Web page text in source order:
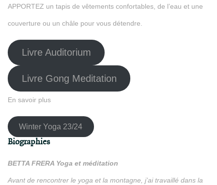
APPORTEZ un tapis de vêtements confortables, de l’eau et une
couverture ou un châle pour vous détendre.
Livre Auditorium
Livre Gong Meditation
En savoir plus
Winter Yoga 23/24
Biographies
BETTA FRERA Yoga et méditation
Avant de rencontrer le yoga et la montagne, j’ai travaillé dans la